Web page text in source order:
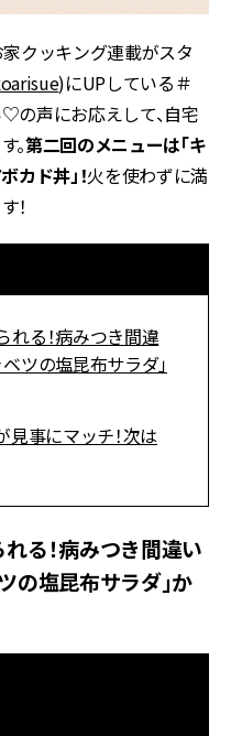
家クッキング連載がスタ
)にUPしている＃
の声にお応えして、自宅
。第二回のメニューは「キ
カド丼」！火を使わずに満
！
る！病みつき間違
ツの塩昆布サラダ」
事にマッチ！次は
る！病みつき間違い
の塩昆布サラダ」か